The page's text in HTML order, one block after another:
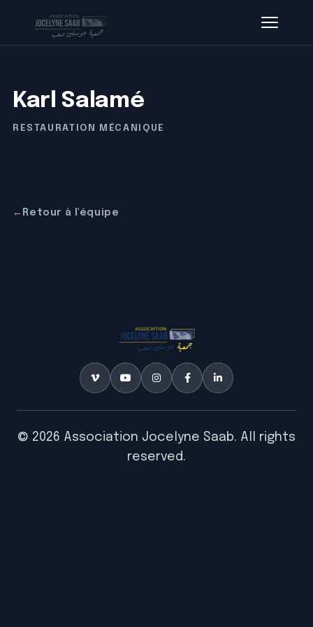
Karl Salamé
RESTAURATION MÉCANIQUE
← Retour à l'équipe
© 2026 Association Jocelyne Saab. All rights
reserved.